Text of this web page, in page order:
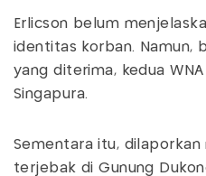
Erlicson belum
identitas korban. Namun,
yang diterima, kedua
Singapura.
Sementara itu,
terjebak di Gunung